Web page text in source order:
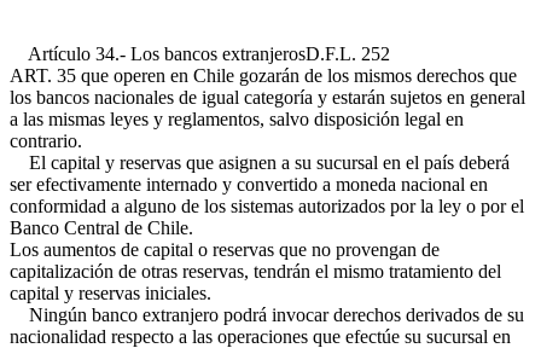
Artículo 34.- Los bancos extranjerosD.F.L. 252
ART. 35 que operen en Chile gozarán de los mismos derechos que
los bancos nacionales de igual categoría y estarán sujetos en general
a las mismas leyes y reglamentos, salvo disposición legal en
contrario.
El capital y reservas que asignen a su sucursal en el país deberá
ser efectivamente internado y convertido a moneda nacional en
conformidad a alguno de los sistemas autorizados por la ley o por el
Banco Central de Chile.
Los aumentos de capital o reservas que no provengan de
capitalización de otras reservas, tendrán el mismo tratamiento del
capital y reservas iniciales.
Ningún banco extranjero podrá invocar derechos derivados de su
nacionalidad respecto a las operaciones que efectúe su sucursal en